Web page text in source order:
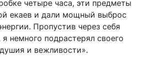
четыре часа, эти предметы
екаев и дали мощный выброс
Пропустив через себя
немного подрастерял своего
и вежливости».